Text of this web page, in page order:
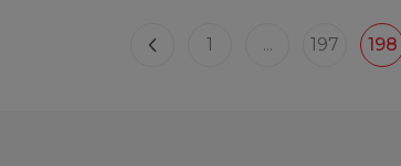
1 ... 197 198